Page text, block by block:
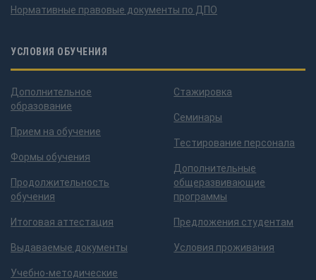
Нормативные правовые документы по ДПО
УСЛОВИЯ ОБУЧЕНИЯ
Дополнительное
образование
Прием на обучение
Формы обучения
Продолжительность
обучения
Итоговая аттестация
Выдаваемые документы
Учебно-методические
Стажировка
Семинары
Тестирование персонала
Дополнительные
общеразвивающие
программы
Предложения студентам
Условия проживания